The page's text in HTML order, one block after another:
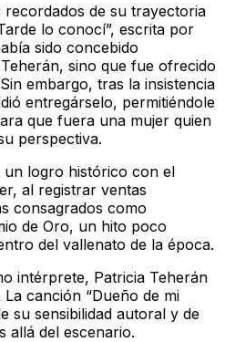
recordados de su trayectoria
lo conocí”, escrita por
sido concebido
sino que fue ofrecido
embargo, tras la insistencia
entregárselo, permitiéndole
que fuera una mujer quien
perspectiva.
un logro histórico con el
al registrar ventas
consagrados como
de Oro, un hito poco
del vallenato de la época.
intérprete, Patricia Teherán
canción “Dueño de mi
su sensibilidad autoral y de
allá del escenario.